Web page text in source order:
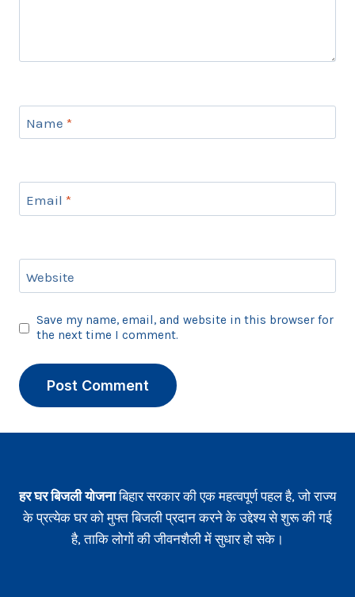
Name *
Email *
Website
Save my name, email, and website in this browser for
the next time I comment.
हर घर बिजली योजनाबिहार सरकार की एक महत्वपूर्ण पहल है, जो राज्य
के प्रत्येक घर को मुफ्त बिजली प्रदान करने के उद्देश्य से शुरू की गई
है, ताकि लोगों की जीवनशैली में सुधार हो सके।